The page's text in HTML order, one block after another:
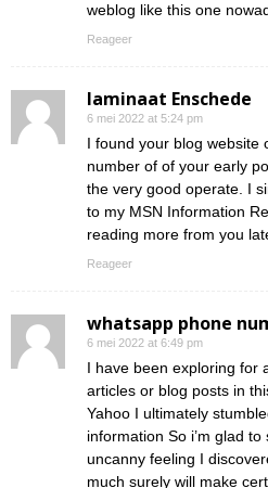
weblog like this one
Reageer
laminaat Enschede
6 mei 2022 at 5:24 pm
I found your blog website
number of of your early
the very good operate. I
to my MSN Information
reading more from you
Reageer
whatsapp phone
6 mei 2022 at 6:49 pm
I have been exploring for
articles or blog posts in
Yahoo I ultimately
information So i’m glad
uncanny feeling I
much surely will make